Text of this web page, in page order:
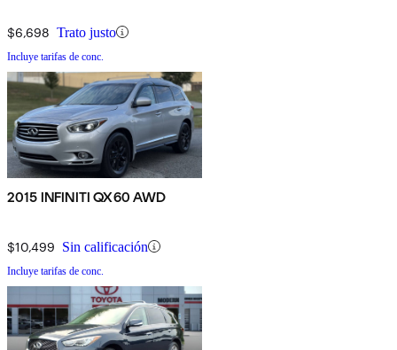
$6,698 Trato justo
Incluye tarifas de conc.
2015 INFINITI QX60 AWD
$10,499 Sin calificación
Incluye tarifas de conc.